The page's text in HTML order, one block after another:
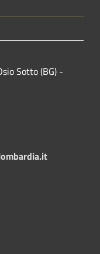
Sotto (BG) -